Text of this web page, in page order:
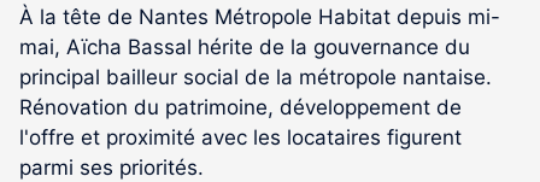
À la tête de Nantes Métropole Habitat depuis mi-
mai, Aïcha Bassal hérite de la gouvernance du
principal bailleur social de la métropole nantaise.
Rénovation du patrimoine, développement de
l'offre et proximité avec les locataires figurent
parmi ses priorités.